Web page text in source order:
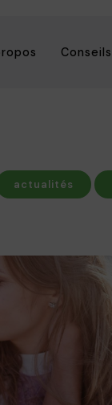
Conseils
actualités